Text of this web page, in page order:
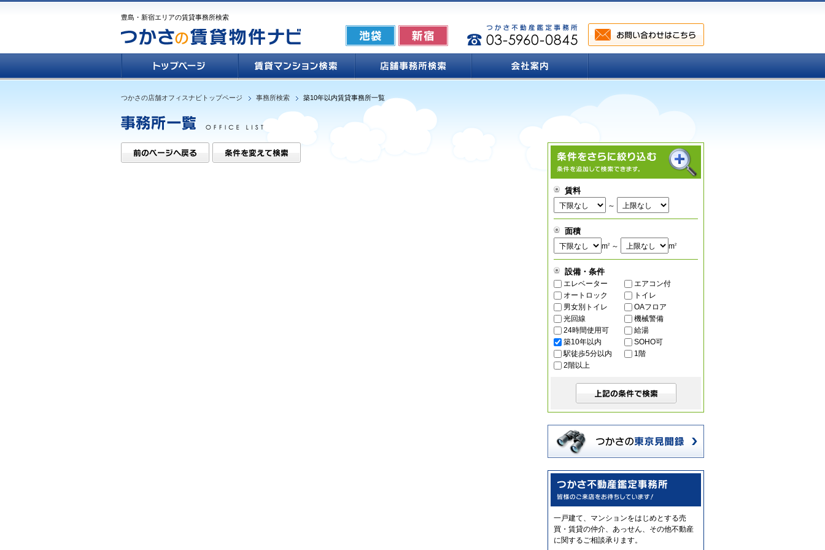
豊島・新宿エリアの賃貸事務所検索
つかさの店舗オフィスナビトップページ 事務所検索 築10年以内賃貸事務所一覧
賃料
～
面積
m2 ～ m2
設備・条件
エレベーター
エアコン付
オートロック
トイレ
男女別トイレ
OAフロア
光回線
機械警備
24時間使用可
給湯
築10年以内
SOHO可
駅徒歩5分以内
1階
2階以上
一戸建て、マンションをはじめとする売
買・賃貸の仲介、あっせん、その他不動産
に関するご相談承ります。